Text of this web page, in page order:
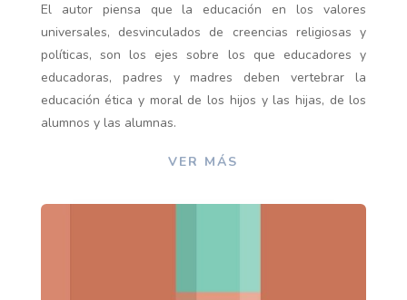
El autor piensa que la educación en los valores
universales, desvinculados de creencias religiosas y
políticas, son los ejes sobre los que educadores y
educadoras, padres y madres deben vertebrar la
educación ética y moral de los hijos y las hijas, de los
alumnos y las alumnas.
VER MÁS